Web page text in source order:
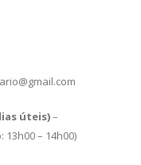
úteis)–
13h00 – 14h00)